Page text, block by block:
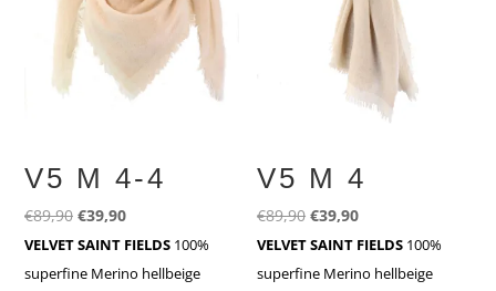
V5 M 4-4
€89,90 Ursprünglicher
Preis
war:
€39,90Aktueller
Preis
ist:
VELVET SAINT FIELDS 100%
superfine Merino hellbeige
V5 M 4
€89,90 Ursprünglicher
Preis
war:
€39,90Aktueller
Preis
ist:
VELVET SAINT FIELDS 100%
superfine Merino hellbeige